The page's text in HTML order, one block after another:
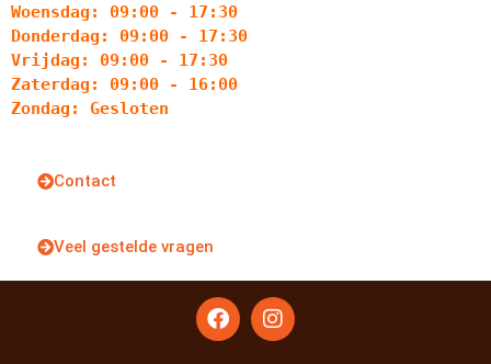
Woensdag: 09:00 - 17:30
Donderdag: 09:00 - 17:30
Vrijdag: 09:00 - 17:30
Zaterdag: 09:00 - 16:00
Zondag: Gesloten
Contact
Veel gestelde vragen